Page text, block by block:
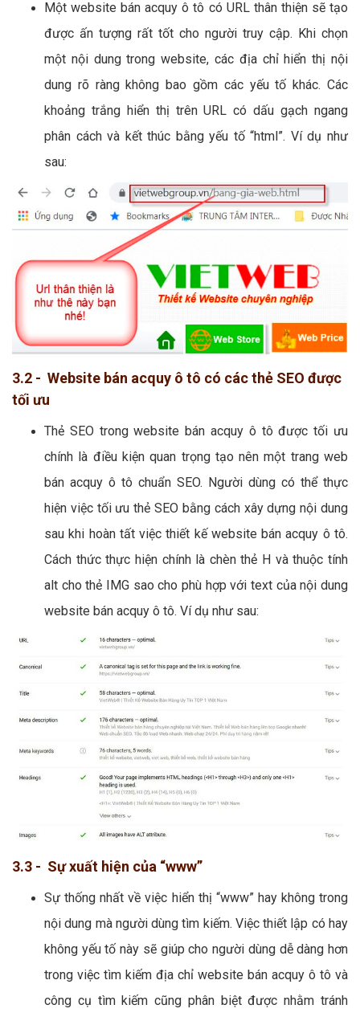
Một website bán acquy ô tô có URL thân thiện sẽ tạo
được ấn tượng rất tốt cho người truy cập. Khi chọn
một nội dung trong website, các địa chỉ hiển thị nội
dung rõ ràng không bao gồm các yếu tố khác. Các
khoảng trắng hiển thị trên URL có dấu gạch ngang
phân cách và kết thúc bằng yếu tố “html”. Ví dụ như
sau:
3.2 - Website bán acquy ô tô có các thẻ SEO được
tối ưu
Thẻ SEO trong website bán acquy ô tô được tối ưu
chính là điều kiện quan trọng tạo nên một trang web
bán acquy ô tô chuẩn SEO. Người dùng có thể thực
hiện việc tối ưu thẻ SEO bằng cách xây dựng nội dung
sau khi hoàn tất việc thiết kế website bán acquy ô tô.
Cách thức thực hiện chính là chèn thẻ H và thuộc tính
alt cho thẻ IMG sao cho phù hợp với text của nội dung
website bán acquy ô tô. Ví dụ như sau:
3.3 - Sự xuất hiện của “www”
Sự thống nhất về việc hiển thị “www” hay không trong
nội dung mà người dùng tìm kiếm. Việc thiết lập có hay
không yếu tố này sẽ giúp cho người dùng dễ dàng hơn
trong việc tìm kiếm địa chỉ website bán acquy ô tô và
công cụ tìm kiếm cũng phân biệt được nhằm tránh